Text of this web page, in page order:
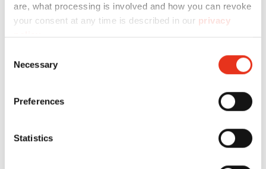
are, what processing is involved and how you can revoke
your consent at any time is described in our privacy
policy.
Selection
Necessary
Preferences
Statistics
HSM
SECURIO
mm
1780111 4026631025010